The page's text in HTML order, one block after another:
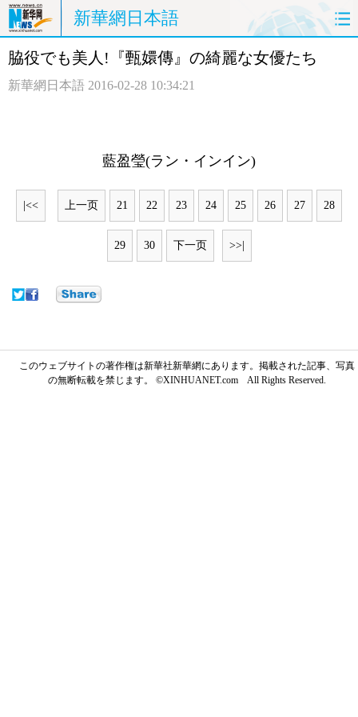
新華網日本語
ホームページ 政治 経済
脇役でも美人!『甄嬛傳』の綺麗な女優たち
新華網日本語 2016-02-28 10:34:21
藍盈瑩(ラン・インイン)
|<< 上一页 21 22 23 24 25 26 27 28
29 30 下一页 >>|
このウェブサイトの著作権は新華社新華網にあります。掲載された記事、写真
の無断転載を禁じます。 ©XINHUANET.com All Rights Reserved.